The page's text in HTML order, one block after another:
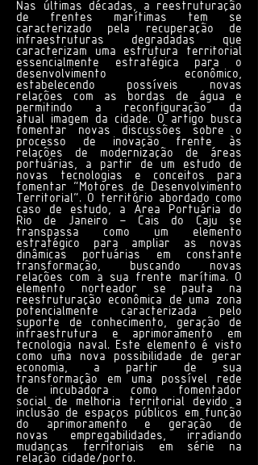
Nas últimas décadas, a reestruturação
de frentes marítimas tem se
caracterizado pela recuperação de
infraestruturas degradadas que
caracterizam uma estrutura territorial
essencialmente estratégica para o
desenvolvimento econômico,
estabelecendo possíveis novas
relações com as bordas de água e
permitindo a reconfiguração da
atual imagem da cidade. O artigo busca
fomentar novas discussões sobre o
processo de inovação frente às
relações de modernização de áreas
portuárias, a partir de um estudo de
novas tecnologias e conceitos para
fomentar “Motores de Desenvolvimento
Territorial”. O território abordado como
caso de estudo, a Área Portuária do
Rio de Janeiro – Cais do Caju se
transpassa como um elemento
estratégico para ampliar as novas
dinâmicas portuárias em constante
transformação, buscando novas
relações com a sua frente marítima. O
elemento norteador se pauta na
reestruturação econômica de uma zona
potencialmente caracterizada pelo
suporte de conhecimento, geração de
infraestrutura e aprimoramento em
tecnologia naval. Este elemento é visto
como uma nova possibilidade de gerar
economia, a partir de sua
transformação em uma possível rede
de incubadora como fomentador
social de melhoria territorial devido a
inclusão de espaços públicos em função
do aprimoramento e geração de
novas empregabilidades, irradiando
mudanças territoriais em série na
relação cidade/porto.